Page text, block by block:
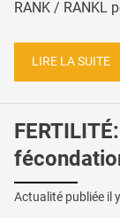
RANK / RANKL
LIRE LA SUITE
Actualité publiée il